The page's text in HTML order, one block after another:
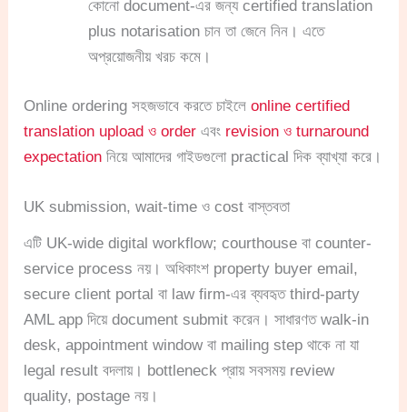
কোনো document-এর জন্য certified translation
plus notarisation চান তা জেনে নিন। এতে
অপ্রয়োজনীয় খরচ কমে।
Online ordering সহজভাবে করতে চাইলেonline certified
translation upload ও order এবং revision ও turnaround
expectation নিয়ে আমাদের গাইডগুলো practical দিক ব্যাখ্যা করে।
UK submission, wait-time ও cost বাস্তবতা
এটি UK-wide digital workflow; courthouse বা counter-
service process নয়। অধিকাংশ property buyer email,
secure client portal বা law firm-এর ব্যবহৃত third-party
AML app দিয়ে document submit করেন। সাধারণত walk-in
desk, appointment window বা mailing step থাকে না যা
legal result বদলায়। bottleneck প্রায় সবসময় review
quality, postage নয়।